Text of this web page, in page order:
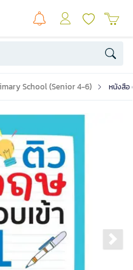
School (Senior 4-6) หนังสือ